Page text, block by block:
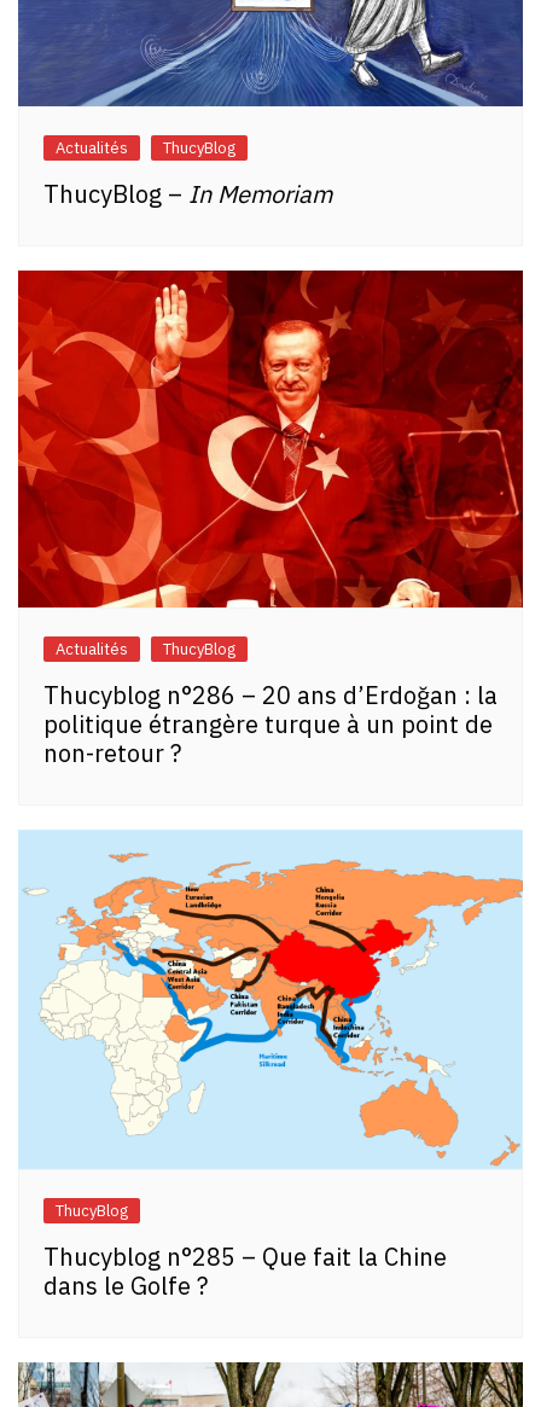
Actualités ThucyBlog
ThucyBlog – In Memoriam
Actualités ThucyBlog
Thucyblog n°286 – 20 ans d’Erdoğan : la
politique étrangère turque à un point de
non-retour ?
ThucyBlog
Thucyblog n°285 – Que fait la Chine
dans le Golfe ?